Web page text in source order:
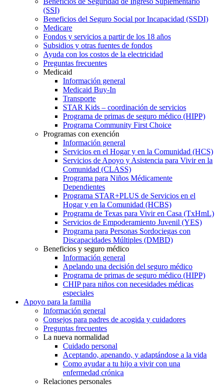
(SSI)
Beneficios del Seguro Social por Incapacidad (SSDI)
Medicare
Fondos y servicios a partir de los 18 años
Subsidios y otras fuentes de fondos
Ayuda con los costos de la electricidad
Preguntas frecuentes
Medicaid
Información general
Medicaid Buy-In
Transporte
STAR Kids – coordinación de servicios
Programa de primas de seguro médico (HIPP)
Programa Community First Choice
Programas con exención
Información general
Servicios en el Hogar y en la Comunidad (HCS)
Servicios de Apoyo y Asistencia para Vivir en la
Comunidad (CLASS)
Programa para Niños Médicamente
Dependientes
Programa STAR+PLUS de Servicios en el
Hogar y en la Comunidad (HCBS)
Programa de Texas para Vivir en Casa (TxHmL)
Servicios de Empoderamiento Juvenil (YES)
Programa para Personas Sordociegas con
Discapacidades Múltiples (DMBD)
Beneficios y seguro médico
Información general
Apelando una decisión del seguro médico
Programa de primas de seguro médico (HIPP)
CHIP para niños con necesidades médicas
especiales
Apoyo para la familia
Información general
Consejos para padres de acogida y cuidadores
Preguntas frecuentes
La nueva normalidad
Cuidado personal
Aceptando, apenando, y adaptándose a la vida
Como ayudar a tu hijo a vivir con una
enfermedad crónica
Relaciones personales